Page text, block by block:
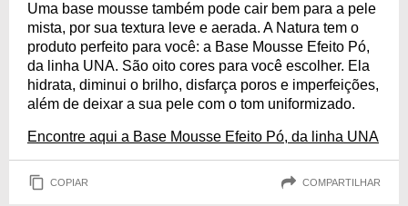
Uma base mousse também pode cair bem para a pele
mista, por sua textura leve e aerada. A Natura tem o
produto perfeito para você: a Base Mousse Efeito Pó,
da linha UNA. São oito cores para você escolher. Ela
hidrata, diminui o brilho, disfarça poros e imperfeições,
além de deixar a sua pele com o tom uniformizado.
Encontre aqui a Base Mousse Efeito Pó, da linha UNA
COPIAR COMPARTILHAR